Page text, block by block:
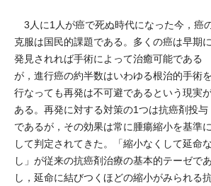
3人に1人が癌で死ぬ時代になった今，癌
克服は国民的課題である。多くの癌は早期に
発見されれば手術によって治癒可能である
が，進行癌の約半数はいわゆる根治的手術を
行なっても再発は不可避であるという現実
ある。再発に対する対策の1つは抗癌剤投与
であるが，その効果は常に腫瘍縮小を基準に
して判定されてきた。「縮小なくして延命な
し」が従来の抗癌剤治療の基本的テーゼで
し，延命に結びつくほどの縮小がみられる